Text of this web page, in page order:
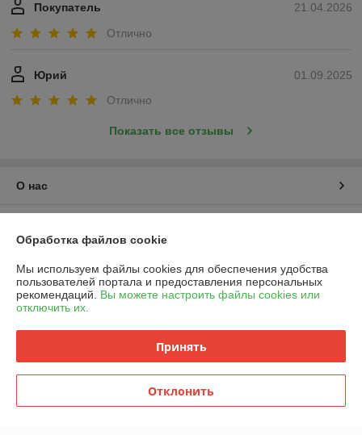
21.04.2026
Покупатель
Отлично
01.09.2025
Юрий
Отлично
Показать все отзывы
О нас
График работы
Политика обработки cookies
Обработка файлов cookie
Мы используем файлы cookies для обеспечения удобства
пользователей портала и предоставления персональных
рекомендаций. Вы можете настроить файлы cookies или
отключить их.
Принять
Отклонить